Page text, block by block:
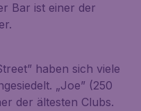
Bar ist einer der
haben sich viele
„Joe” (250
der ältesten Clubs.